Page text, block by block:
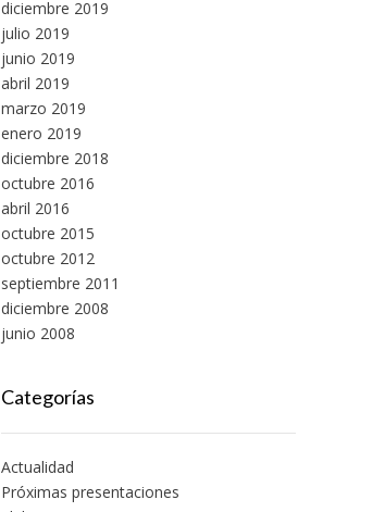
diciembre 2019
julio 2019
junio 2019
abril 2019
marzo 2019
enero 2019
diciembre 2018
octubre 2016
abril 2016
octubre 2015
octubre 2012
septiembre 2011
diciembre 2008
junio 2008
Categorías
Actualidad
Próximas presentaciones